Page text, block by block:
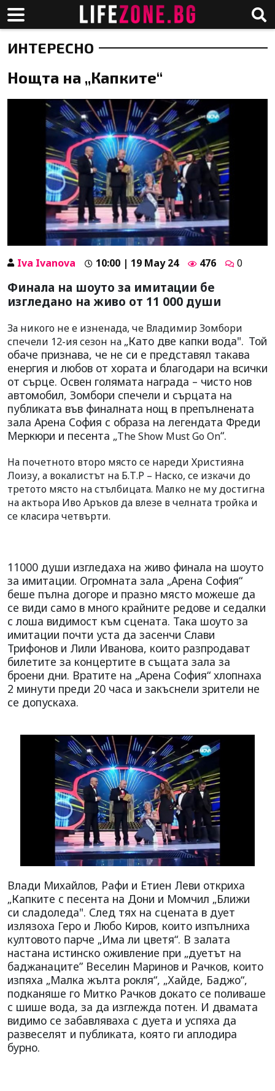
ИНТЕРЕСНО
Нощта на „Капките“
Iva Ivanova 10:00 | 19 May 24 476 0
Финала на шоуто за имитации бе
изгледано на живо от 11 000 души
За никого не е изненада, че Владимир Зомбори
спечели 12-ия сезон на „Като две капки вода". Той
обаче признава, че не си е представял такава
енергия и любов от хората и благодари на всички
от сърце. Освен голямата награда – чисто нов
автомобил, Зомбори спечели и сърцата на
публиката във финалната нощ в препълнената
зала Арена София с образа на легендата Фреди
Меркюри и песента „The Show Must Go On“.
На почетното второ място се нареди Християна
Лоизу, а вокалистът на Б.Т.Р – Наско, се изкачи до
третото място на стълбицата. Малко не му достигна
на актьора Иво Аръков да влезе в челната тройка и
се класира четвърти.
11000 души изгледаха на живо финала на шоуто
за имитации. Огромната зала „Арена София“
беше пълна догоре и празно място можеше да
се види само в много крайните редове и седалки
с лоша видимост към сцената. Така шоуто за
имитации почти уста да засенчи Слави
Трифонов и Лили Иванова, които разпродават
билетите за концертите в същата зала за
броени дни. Вратите на „Арена София“ хлопнаха
2 минути преди 20 часа и закъснели зрители не
се допускаха.
Влади Михайлов, Рафи и Етиен Леви откриха
„Капките с песента на Дони и Момчил „Ближи
си сладоледа". След тях на сцената в дует
излязоха Геро и Любо Киров, които изпълниха
култовото парче „Има ли цветя“. В залата
настана истинско оживление при „дуетът на
баджанаците” Веселин Маринов и Рачков, които
изпяха „Малка жълта рокля“, „Хайде, Баджо“,
подканяше го Митко Рачков докато се поливаше
с шише вода, за да изглежда потен. И двамата
видимо се забавляваха с дуета и успяха да
развеселят и публиката, която ги аплодира
бурно.